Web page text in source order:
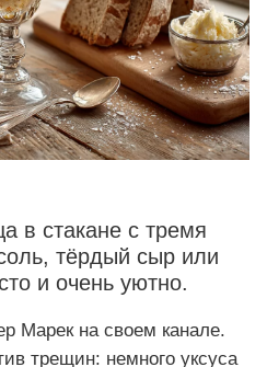
в стакане с тремя
тёрдый сыр или
и очень уютно.
Марек на своем канале.
трещин: немного уксуса